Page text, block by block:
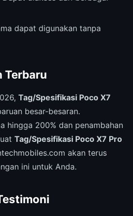
dapat digunakan tanpa
Terbaru
Tag/Spesifikasi Poco X7
besar-besaran.
hingga 200% dan penambahan
Tag/Spesifikasi Poco X7 Pro
akan terus
ini untuk Anda.